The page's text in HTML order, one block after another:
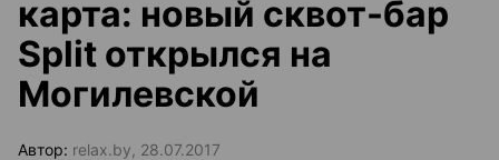
карта: новый сквот-бар
Split открылся на
Могилевской
Автор: relax.by, 28.07.2017